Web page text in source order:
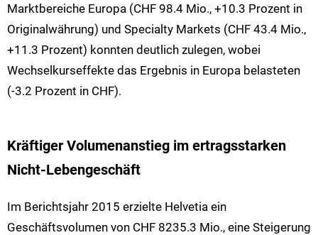
Marktbereiche Europa (CHF 98.4 Mio., +10.3 Prozent in
Originalwährung) und Specialty Markets (CHF 43.4 Mio.,
+11.3 Prozent) konnten deutlich zulegen, wobei
Wechselkurseffekte das Ergebnis in Europa belasteten
(-3.2 Prozent in CHF).
Kräftiger Volumenanstieg im ertragsstarken
Nicht-Lebengeschäft
Im Berichtsjahr 2015 erzielte Helvetia ein
Geschäftsvolumen von CHF 8235.3 Mio., eine Steigerung